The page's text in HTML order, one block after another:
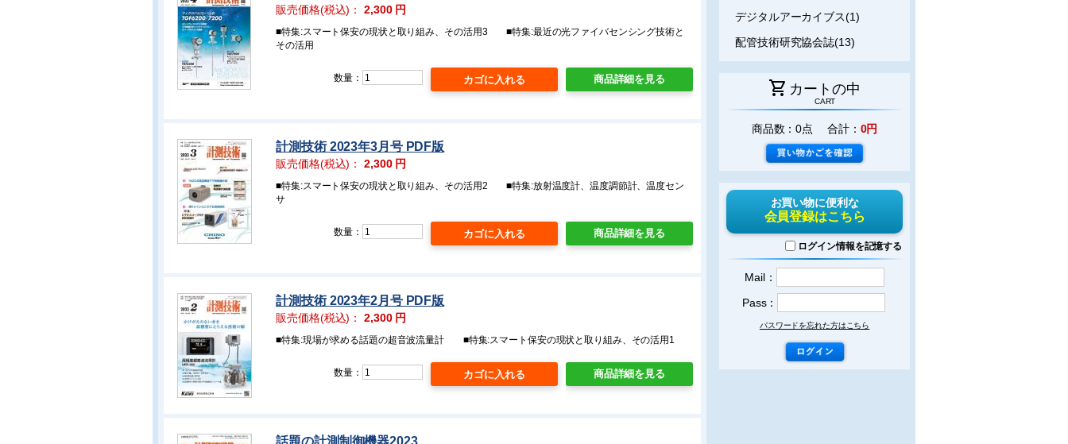
販売価格(税込)：2,300円
■特集:スマート保安の現状と取り組み、その活用3 ■特集:最近の光ファイバセンシング技術と
その活用
商品詳細を見る
数量：
計測技術 2023年3月号 PDF版
販売価格(税込)：2,300円
■特集:スマート保安の現状と取り組み、その活用2 ■特集:放射温度計、温度調節計、温度セン
サ
商品詳細を見る
数量：
計測技術 2023年2月号 PDF版
販売価格(税込)：2,300円
■特集:現場が求める話題の超音波流量計 ■特集:スマート保安の現状と取り組み、その活用1
商品詳細を見る
数量：
話題の計測制御機器2023
デジタルアーカイブス(1)
配管技術研究協会誌(13)
shopping_cart カートの中
CART
商品数：0点 合計： 0円
お買い物に便利な
会員登録はこちら
ログイン情報を記憶する
Mail：
Pass：
パスワードを忘れた方はこちら